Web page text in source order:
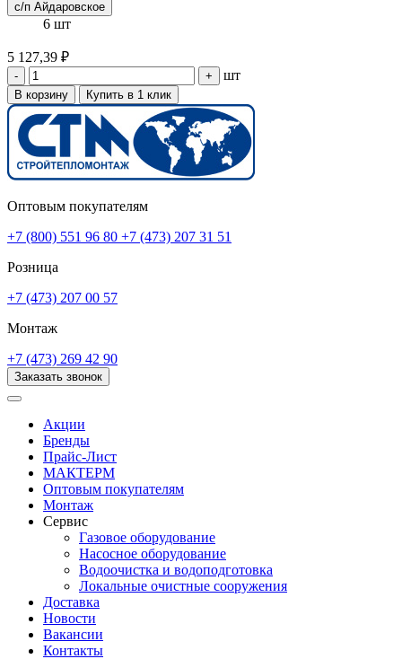
с/п Айдаровское
6 шт
5 127,39 ₽
- + шт
В корзину Купить в 1 клик
Оптовым покупателям
+7 (800) 551 96 80 +7 (473) 207 31 51
Розница
+7 (473) 207 00 57
Монтаж
+7 (473) 269 42 90
Заказать звонок
Акции
Бренды
Прайс-Лист
МАКТЕРМ
Оптовым покупателям
Монтаж
Сервис
Газовое оборудование
Насосное оборудование
Водоочистка и водоподготовка
Локальные очистные сооружения
Доставка
Новости
Вакансии
Контакты